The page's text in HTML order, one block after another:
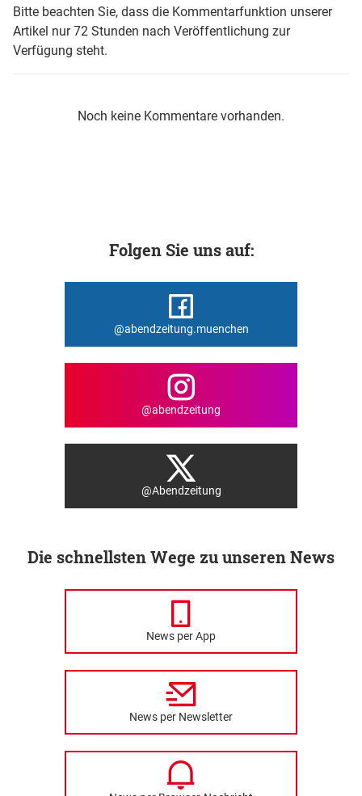
Bitte beachten Sie, dass die Kommentarfunktion unserer
Artikel nur 72 Stunden nach Veröffentlichung zur
Verfügung steht.
Noch keine Kommentare vorhanden.
Folgen Sie uns auf:
@abendzeitung.muenchen
@abendzeitung
@Abendzeitung
Die schnellsten Wege zu unseren News
News per App
News per Newsletter